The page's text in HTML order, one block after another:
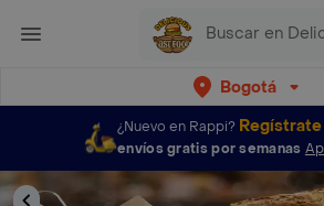
Bogotá
¿Nuevo en Rappi? Regístrate
envíos gratis por semanas